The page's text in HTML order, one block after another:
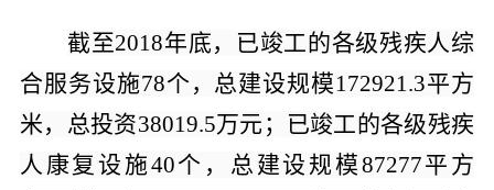
截至2018年底，已竣工的各级残疾人综
合服务设施78个，总建设规模172921.3平方
米，总投资38019.5万元；已竣工的各级残疾
人康复设施40个，总建设规模87277平方